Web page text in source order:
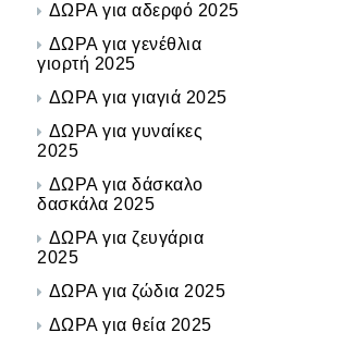
ΔΩΡΑ για αδερφό 2025
ΔΩΡΑ για γενέθλια
γιορτή 2025
ΔΩΡΑ για γιαγιά 2025
ΔΩΡΑ για γυναίκες
2025
ΔΩΡΑ για δάσκαλο
δασκάλα 2025
ΔΩΡΑ για ζευγάρια
2025
ΔΩΡΑ για ζώδια 2025
ΔΩΡΑ για θεία 2025